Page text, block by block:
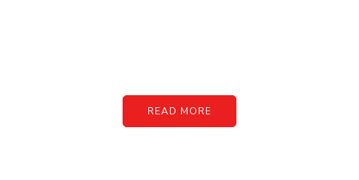
READ MORE